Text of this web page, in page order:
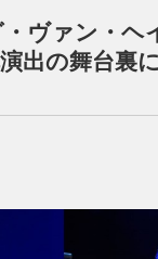
ヴァン・ヘ
出の舞台裏